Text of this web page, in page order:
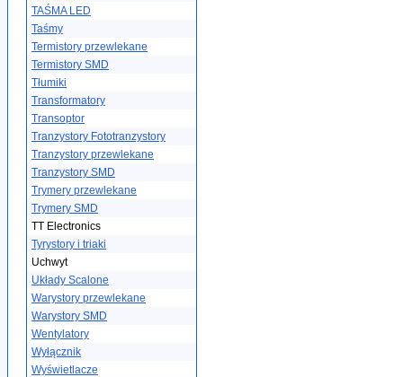
TAŚMA LED
Taśmy
Termistory przewlekane
Termistory SMD
Tłumiki
Transformatory
Transoptor
Tranzystory Fototranzystory
Tranzystory przewlekane
Tranzystory SMD
Trymery przewlekane
Trymery SMD
TT Electronics
Tyrystory i triaki
Uchwyt
Układy Scalone
Warystory przewlekane
Warystory SMD
Wentylatory
Wyłącznik
Wyświetlacze